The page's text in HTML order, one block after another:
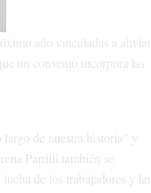
año vinculadas a aliviar
un convenio incorpora las
de nuestra historia” y
Parrilli también se
de los trabajadores y las